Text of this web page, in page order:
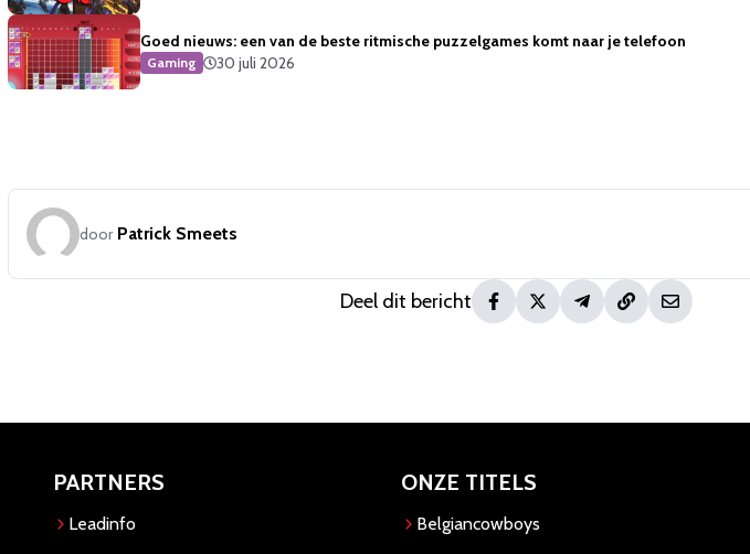
Goed nieuws: een van de beste ritmische puzzelgames komt naar je telefoon
Gaming 30 juli 2026
door Patrick Smeets
Deel dit bericht
PARTNERS
Leadinfo
ONZE TITELS
Belgiancowboys